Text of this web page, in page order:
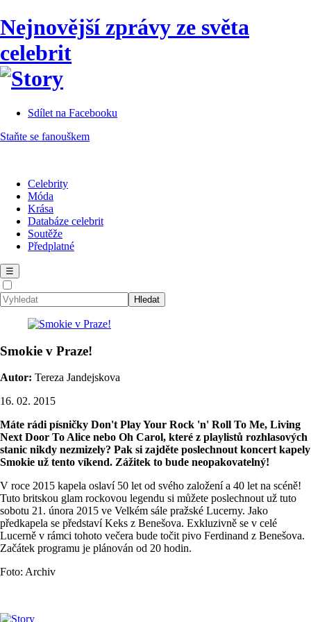
Nejnovější zprávy ze světa
celebrit
Sdílet na Facebooku
Staňte se fanouškem
Celebrity
Móda
Krása
Databáze celebrit
Soutěže
Předplatné
☰
Smokie v Praze!
Autor: Tereza Jandejskova
16. 02. 2015
Máte rádi písničky Don't Play Your Rock 'n' Roll To Me, Living
Next Door To Alice nebo Oh Carol, které z playlistů rozhlasových
stanic nikdy nezmizely? Pak si zajděte poslechnout koncert kapely
Smokie už tento víkend. Zážitek to bude neopakovatelný!
V roce 2015 kapela oslaví 50 let od svého založení a 40 let na scéně!
Tuto britskou glam rockovou legendu si můžete poslechnout už tuto
sobotu 21. února 2015 ve Velkém sále pražské Lucerny. Jako
předkapela se představí Keks z Benešova. Exkluzivně se v celé
Lucerně v rámci tohoto večera bude točit pivo Ferdinand z Benešova.
Začátek programu je plánován od 20 hodin.
Foto: Archiv